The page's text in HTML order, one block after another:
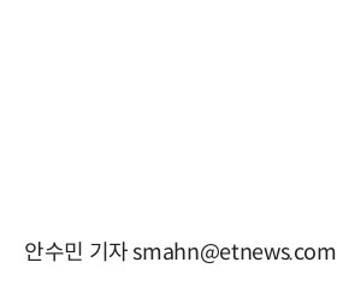
안수민 기자 smahn@etnews.com